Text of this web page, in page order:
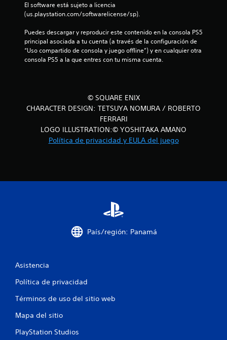
l
d
2
3
El software está sujeto a licencia
(us.playstation.com/softwarelicense/sp).
Puedes descargar y reproducir este contenido en la consola PS5
principal asociada a tu cuenta (a través de la configuración de
“Uso compartido de consola y juego offline”) y en cualquier otra
consola PS5 a la que entres con tu misma cuenta.
© SQUARE ENIX
CHARACTER DESIGN: TETSUYA NOMURA / ROBERTO
FERRARI
LOGO ILLUSTRATION:© YOSHITAKA AMANO
Política de privacidad y EULA del juego
País/región: Panamá
Asistencia
Política de privacidad
Términos de uso del sitio web
Mapa del sitio
PlayStation Studios